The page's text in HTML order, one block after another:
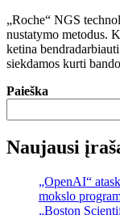
„Roche“ NGS
nustatymo metodus.
ketina
siekdamos kurti
Paieška
Naujausi
„OpenAI“
mokslo
„Boston